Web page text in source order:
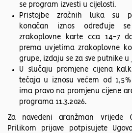
se program izvesti u cijelosti.
Pristojbe zračnih luka su
konačan iznos određuje
zrakoplovne karte cca 14-7
prema uvjetima zrakoplovne
grupe, izdaju se za sve putnike
U slučaju promjene cijena
tečaja u iznosu većem od
ima pravo na promjenu cijene
programa 11.3.2026.
Za navedeni aranžman vrijede
Prilikom prijave potpisujete